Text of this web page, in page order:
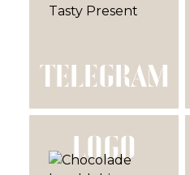
TELEGRAM
LOGO